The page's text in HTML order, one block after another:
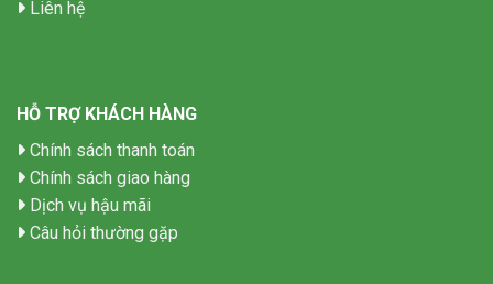
Liên hệ
HỖ TRỢ KHÁCH HÀNG
Chính sách thanh toán
Chính sách giao hàng
Dịch vụ hậu mãi
Câu hỏi thường gặp